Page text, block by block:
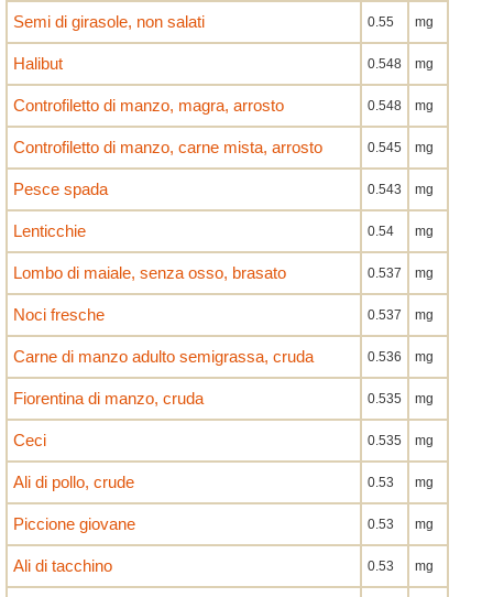
Semi di girasole, non salati 0.55 mg
Halibut 0.548 mg
Controfiletto di manzo, magra, arrosto 0.548 mg
Controfiletto di manzo, carne mista, arrosto 0.545 mg
Pesce spada 0.543 mg
Lenticchie 0.54 mg
Lombo di maiale, senza osso, brasato 0.537 mg
Noci fresche 0.537 mg
Carne di manzo adulto semigrassa, cruda 0.536 mg
Fiorentina di manzo, cruda 0.535 mg
Ceci 0.535 mg
Ali di pollo, crude 0.53 mg
Piccione giovane 0.53 mg
Ali di tacchino 0.53 mg